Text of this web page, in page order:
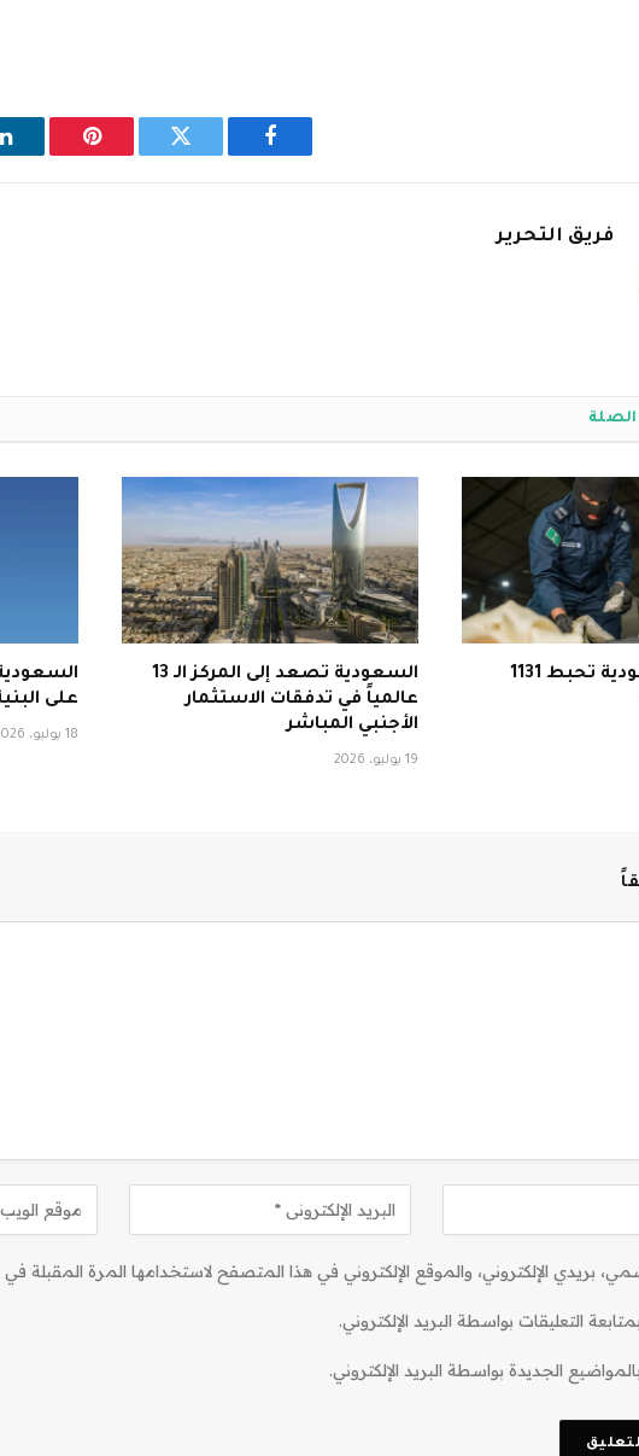
فيسبوك تويتر بينتيريست
فريق التحرير
الصلة
الجمارك السعودية تحبط 1131
السعودية تصعد إلى المركز الـ 13
عالمياً في تدفقات الاستثمار
الأجنبي المباشر
19 يوليو، 2026
على
18 يوليو، 2026
بريدي الإلكتروني، والموقع الإلكتروني في هذا المتصفح لاستخدامها المرة المقبلة في
التعليقات بواسطة البريد الإلكتروني.
الجديدة بواسطة البريد الإلكتروني.